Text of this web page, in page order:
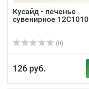
Кусайд - печенье
сувенирное 12С1010
(0)
126 руб.